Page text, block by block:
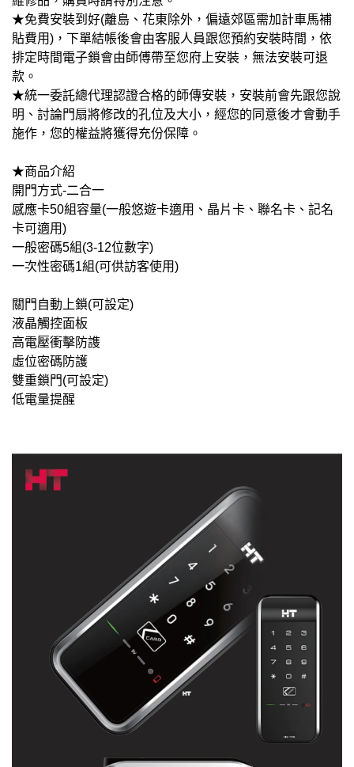
★免費安裝到好(離島、花東除外，偏遠郊區需加計車馬補
貼費用)，下單結帳後會由客服人員跟您預約安裝時間，依
排定時間電子鎖會由師傅帶至您府上安裝，無法安裝可退
款。
★統一委託總代理認證合格的師傳安裝，安裝前會先跟您說
明、討論門扇將修改的孔位及大小，經您的同意後才會動手
施作，您的權益將獲得充份保障。
★商品介紹
開門方式-二合一
感應卡50組容量(一般悠遊卡適用 、晶片卡、聯名卡、記名
卡可適用)
一般密碼5組(3-12位數字)
一次性密碼1組(可供訪客使用)
關門自動上鎖(可設定)
液晶觸控面板
高電壓衝擊防謢
虛位密碼防護
雙重鎖門(可設定)
低電量提醒